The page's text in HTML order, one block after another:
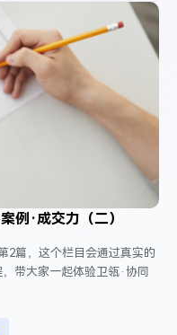
例·成交力（二）
2篇，这个栏目会通过真实的
带大家一起体验卫瓴·协同